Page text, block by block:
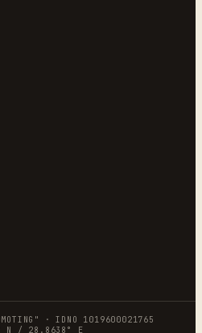
· IDNO 1019600021765
N / 28.8638° E